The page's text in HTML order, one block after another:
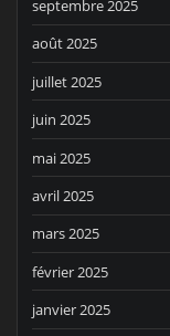
septembre 2025
août 2025
juillet 2025
juin 2025
mai 2025
avril 2025
mars 2025
février 2025
janvier 2025